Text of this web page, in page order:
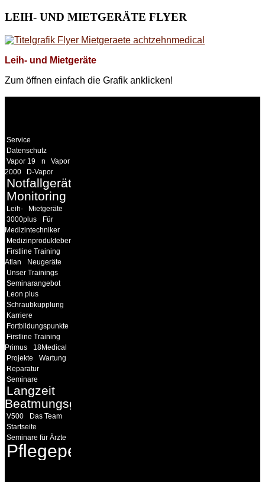
LEIH- UND MIETGERÄTE FLYER
Leih- und Mietgeräte
Zum öffnen einfach die Grafik anklicken!
Service
Datenschutz
Vapor 19
n
Vapor
2000
D-Vapor
Notfallgeräte
Monitoring
Leih-
Mietgeräte
3000plus
Für
Medizintechniker
Medizinprodukteberater
Firstline Training
Atlan
Neugeräte
Unser Trainings
Seminarangebot
Leon plus
Schraubkupplung
Karriere
Fortbildungspunkte
Firstline Training
Primus
18Medical
Projekte
Wartung
Reparatur
Seminare
Langzeit
Beatmungsgeräte
V500
Das Team
Startseite
Seminare für Ärzte
Pflegepersonal